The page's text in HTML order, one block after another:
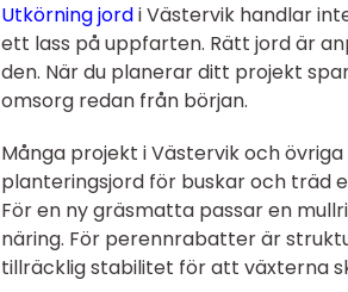
Utkörning jordi Västervik handlar
ett lass på uppfarten. Rätt jord är
den. När du planerar ditt projekt
omsorg redan från början.
Många projekt i Västervik och
planteringsjord för buskar och träd
För en ny gräsmatta passar en
näring. För perennrabatter är
tillräcklig stabilitet för att växterna